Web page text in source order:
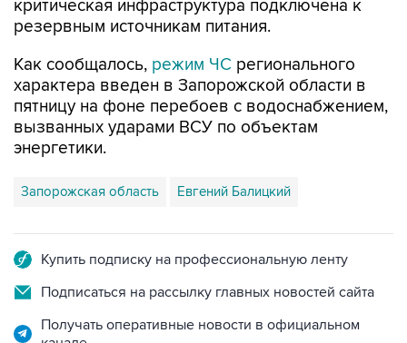
Как сообщалось,режим ЧСрегионального
пятницу на фоне перебоев с водоснабжением,
вызванных ударами ВСУ по объектам
энергетики.
Запорожская область
Подписаться на рассылку главных новостей сайта
Получать оперативные новости в официальном
канале